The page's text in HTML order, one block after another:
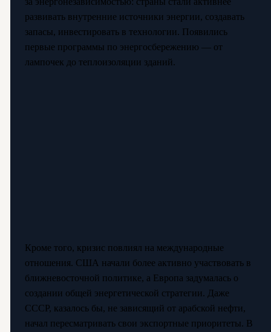
развивать внутренние источники энергии, создавать
запасы, инвестировать в технологии. Появились
первые программы по энергосбережению — от
лампочек до теплоизоляции зданий.
Кроме того, кризис повлиял на международные
отношения. США начали более активно участвовать в
ближневосточной политике, а Европа задумалась о
создании общей энергетической стратегии. Даже
СССР, казалось бы, не зависящий от арабской нефти,
начал пересматривать свои экспортные приоритеты. В